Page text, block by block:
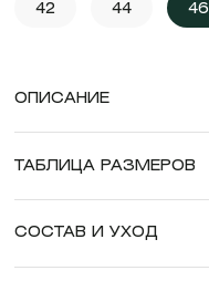
42 44 46
ОПИСАНИЕ
ТАБЛИЦА РАЗМЕРОВ
СОСТАВ И УХОД